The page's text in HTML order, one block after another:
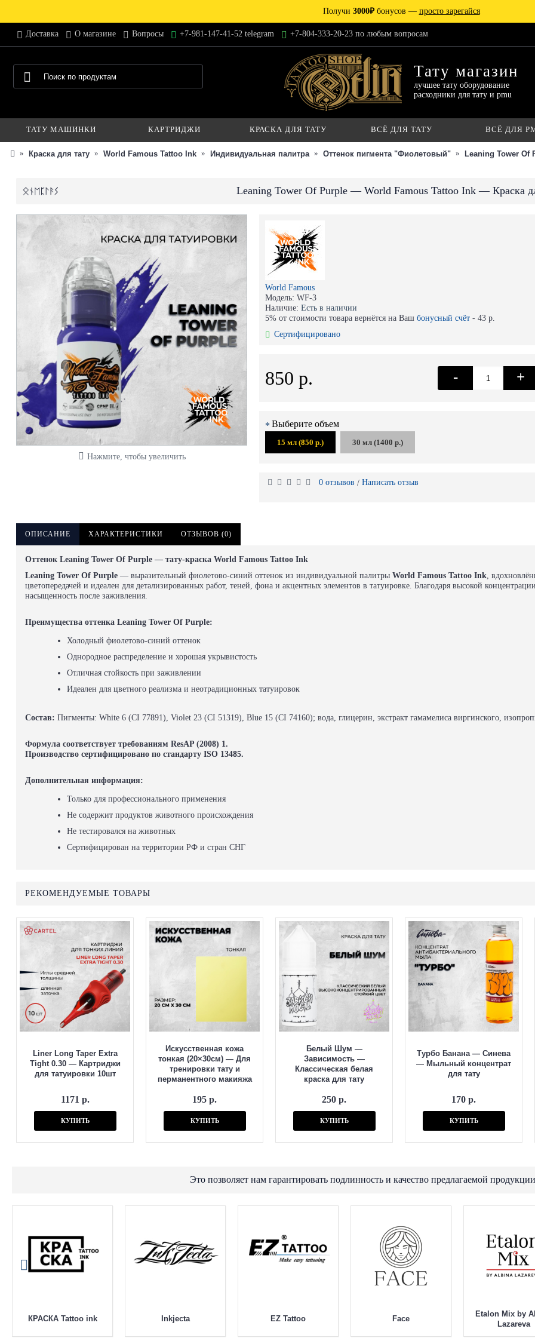
Получи 3000₽бонусов — просто зарегайся
Доставка О магазине Вопросы +7-981-147-41-52 telegram +7-804-333-20-23 по любым вопросам
Тату магазин
лучшее тату оборудование
расходники для тату и pmu
ТАТУ МАШИНКИ КАРТРИДЖИ КРАСКА ДЛЯ ТАТУ ВСЁ ДЛЯ ТАТУ ВСЁ ДЛЯ
Краска для тату World Famous Tattoo Ink Индивидуальная палитра Оттенок пигмента "Фиолетовый" Leaning Tower Of
Leaning Tower Of Purple — World Famous Tattoo Ink — Краска
Нажмите, чтобы увеличить
World Famous
Модель: WF-3
Наличие: Есть в наличии
5% от стоимости товара вернётся на Ваш бонусный счёт - 43 р.
Сертифицировано
850 р. - +
Выберите объем
15 мл (850 р.) 30 мл (1400 р.)
0 отзывов / Написать отзыв
ОПИСАНИЕ ХАРАКТЕРИСТИКИ ОТЗЫВОВ (0)
Оттенок Leaning Tower Of Purple — тату-краска World Famous Tattoo Ink
Leaning Tower Of Purple — выразительный фиолетово-синий оттенок из индивидуальной палитры World Famous Tattoo Ink,
цветопередачей и идеален для детализированных работ, теней, фона и акцентных элементов в татуировке. Благодаря высокой
насыщенность после заживления.
Преимущества оттенка Leaning Tower Of Purple:
Холодный фиолетово-синий оттенок
Однородное распределение и хорошая укрывистость
Отличная стойкость при заживлении
Идеален для цветного реализма и неотрадиционных татуировок
Состав: Пигменты: White 6 (CI 77891), Violet 23 (CI 51319), Blue 15 (CI 74160); вода, глицерин, экстракт гамамелиса виргинского,
Формула соответствует требованиям ResAP (2008) 1.
Производство сертифицировано по стандарту ISO 13485.
Дополнительная информация:
Только для профессионального применения
Не содержит продуктов животного происхождения
Не тестировался на животных
Сертифицирован на территории РФ и стран СНГ
РЕКОМЕНДУЕМЫЕ ТОВАРЫ
Liner Long Taper Extra
Tight 0.30 — Картриджи
для татуировки 10шт
1171 р.
КУПИТЬ
Искусственная кожа
тонкая (20×30см) — Для
тренировки тату и
перманентного макияжа
195 р.
КУПИТЬ
Белый Шум —
Зависимость —
Классическая белая
краска для тату
250 р.
КУПИТЬ
Турбо Банана — Синева
— Мыльный концентрат
для тату
170 р.
КУПИТЬ
Это позволяет нам гарантировать подлинность и качество предлагаемой
КРАСКА Tattoo ink Inkjecta EZ Tattoo Face
Etalon Mix by
Lazareva